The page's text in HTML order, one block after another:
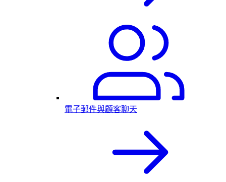
電子郵件與顧客聊天